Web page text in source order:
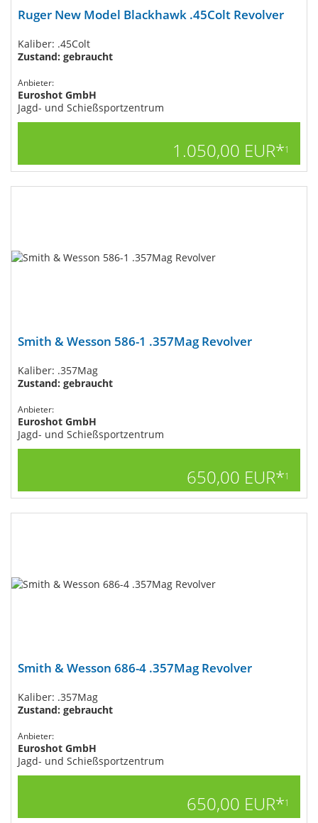
Ruger New Model Blackhawk​ .45Colt Revolver
Kaliber: .45Colt
Zustand: gebraucht
Anbieter:
Euroshot GmbH
Jagd- und Schießsportzentrum
1.050,00 EUR*1
Smith & Wesson 586-1​ .357Mag Revolver
Kaliber: .357Mag
Zustand: gebraucht
Anbieter:
Euroshot GmbH
Jagd- und Schießsportzentrum
650,00 EUR*1
Smith & Wesson 686-4​ .357Mag Revolver
Kaliber: .357Mag
Zustand: gebraucht
Anbieter:
Euroshot GmbH
Jagd- und Schießsportzentrum
650,00 EUR*1